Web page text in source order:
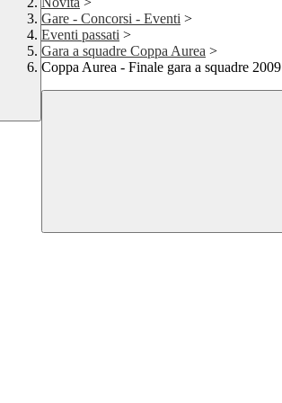
Gare - Concorsi - Eventi >
Eventi passati >
Gara a squadre Coppa Aurea >
Coppa Aurea - Finale gara a squadre 2009